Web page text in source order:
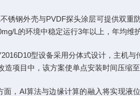
锈钢外壳与PVDF探头涂层可提供双
L的环境中稳定运行3年以上，年均维
型设备采用分体式设计，主机
项目中，该方案使单点安装时间压缩
，AI算法与边缘计算的融入将实现